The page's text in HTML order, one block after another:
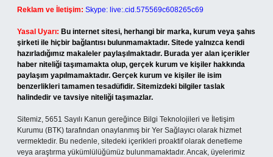
Reklam ve İletişim: Skype: live:.cid.575569c608265c69
Yasal Uyarı: Bu internet sitesi, herhangi bir marka, kurum veya şahıs
şirketi ile hiçbir bağlantısı bulunmamaktadır. Sitede yalnızca kendi
hazırladığımız makaleler paylaşılmaktadır. Burada yer alan içerikler
haber niteliği taşımamakta olup, gerçek kurum ve kişiler hakkında
paylaşım yapılmamaktadır. Gerçek kurum ve kişiler ile isim
benzerlikleri tamamen tesadüfidir. Sitemizdeki bilgiler taslak
halindedir ve tavsiye niteliği taşımazlar.
Sitemiz, 5651 Sayılı Kanun gereğince Bilgi Teknolojileri ve İletişim
Kurumu (BTK) tarafından onaylanmış bir Yer Sağlayıcı olarak hizmet
vermektedir. Bu nedenle, sitedeki içerikleri proaktif olarak denetleme
veya araştırma yükümlülüğümüz bulunmamaktadır. Ancak, üyelerimiz